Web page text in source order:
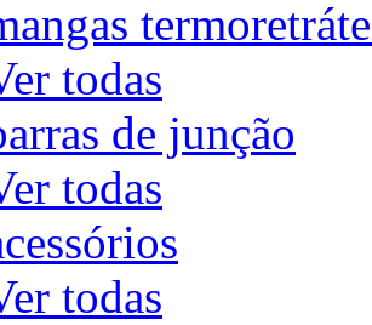
todas
de junção
todas
todas